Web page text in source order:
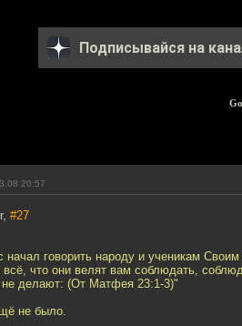
Подписывайся на
20:57
#27
начал говорить народу и ученикам
что они велят вам соблюдать,
не делают: (От Матфея 23:1-3)"
не было.